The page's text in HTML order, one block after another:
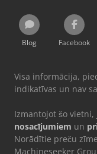
Blog Facebook
Visa informācija,
indikatīvas un nav
Izmantojot šo
nosacījumiem un
Norādītie preču
Machineseeker